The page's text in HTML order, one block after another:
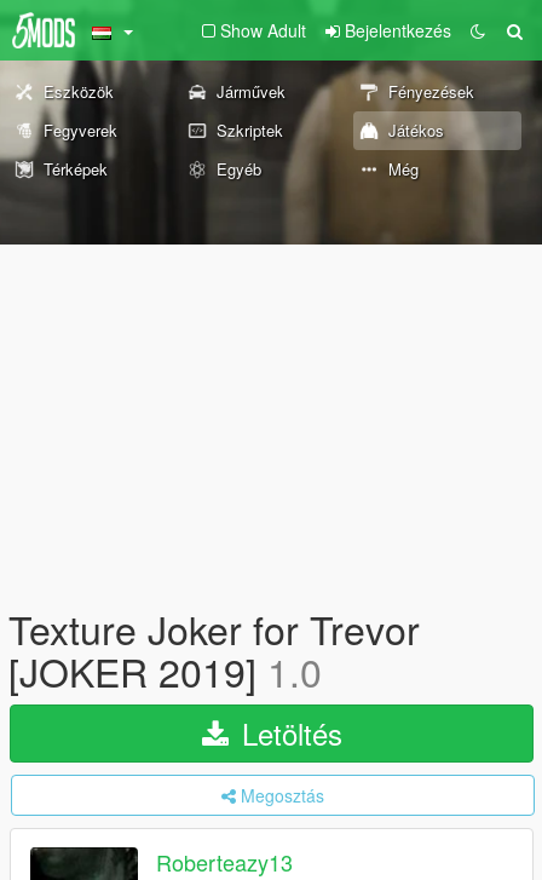
Show Adult Bejelentkezés
Eszközök Járművek
Fényezések
Fegyverek
Szkriptek
Játékos
Térképek
Egyéb Még
Texture Joker for Trevor
[JOKER 2019] 1.0
Letöltés
Megosztás
Roberteazy13